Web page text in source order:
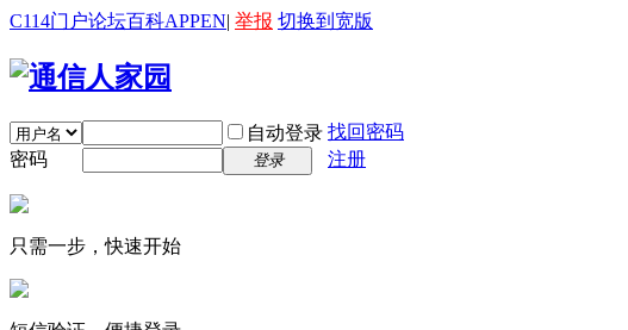
C114门户论坛百科APPEN| 举报 切换到宽版
自动登录 找回密码
密码
登录 注册
只需一步，快速开始